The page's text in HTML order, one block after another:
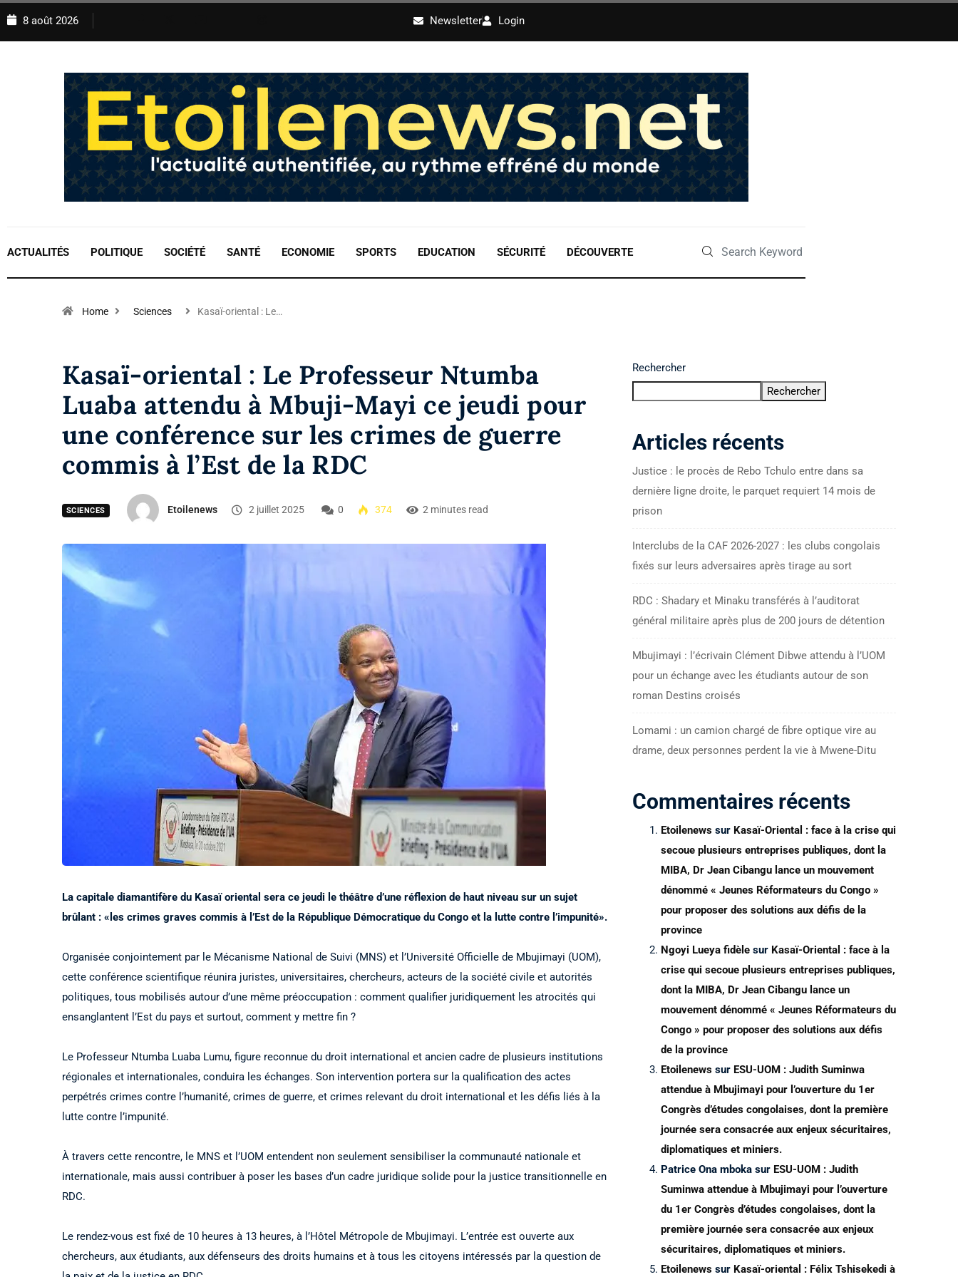
8 août 2026 Newsletter Login
ACTUALITÉS POLITIQUE SOCIÉTÉ SANTÉ ECONOMIE SPORTS EDUCATION SÉCURITÉ DÉCOUVERTE
Home Sciences Kasaï-oriental : Le…
Kasaï-oriental : Le Professeur Ntumba
Luaba attendu à Mbuji-Mayi ce jeudi pour
une conférence sur les crimes de guerre
commis à l’Est de la RDC
SCIENCES Etoilenews 2 juillet 2025 0 374 2 minutes read
La capitale diamantifère du Kasaï oriental sera ce jeudi le théâtre d’une réflexion de haut niveau sur un sujet
brûlant : «les crimes graves commis à l’Est de la République Démocratique du Congo et la lutte contre l’impunité».
Organisée conjointement par le Mécanisme National de Suivi (MNS) et l’Université Officielle de Mbujimayi (UOM),
cette conférence scientifique réunira juristes, universitaires, chercheurs, acteurs de la société civile et autorités
politiques, tous mobilisés autour d’une même préoccupation : comment qualifier juridiquement les atrocités qui
ensanglantent l’Est du pays et surtout, comment y mettre fin ?
Le Professeur Ntumba Luaba Lumu, figure reconnue du droit international et ancien cadre de plusieurs institutions
régionales et internationales, conduira les échanges. Son intervention portera sur la qualification des actes
perpétrés crimes contre l’humanité, crimes de guerre, et crimes relevant du droit international et les défis liés à la
lutte contre l’impunité.
À travers cette rencontre, le MNS et l’UOM entendent non seulement sensibiliser la communauté nationale et
internationale, mais aussi contribuer à poser les bases d’un cadre juridique solide pour la justice transitionnelle en
RDC.
Le rendez-vous est fixé de 10 heures à 13 heures, à l’Hôtel Métropole de Mbujimayi. L’entrée est ouverte aux
chercheurs, aux étudiants, aux défenseurs des droits humains et à tous les citoyens intéressés par la question de
Rechercher
Rechercher
Articles récents
Justice : le procès de Rebo Tchulo entre dans sa
dernière ligne droite, le parquet requiert 14 mois de
prison
Interclubs de la CAF 2026-2027 : les clubs congolais
fixés sur leurs adversaires après tirage au sort
RDC : Shadary et Minaku transférés à l’auditorat
général militaire après plus de 200 jours de détention
Mbujimayi : l’écrivain Clément Dibwe attendu à l’UOM
pour un échange avec les étudiants autour de son
roman Destins croisés
Lomami : un camion chargé de fibre optique vire au
drame, deux personnes perdent la vie à Mwene-Ditu
Commentaires récents
Etoilenews sur Kasaï-Oriental : face à la crise qui
secoue plusieurs entreprises publiques, dont la
MIBA, Dr Jean Cibangu lance un mouvement
dénommé « Jeunes Réformateurs du Congo »
pour proposer des solutions aux défis de la
province
Ngoyi Lueya fidèle sur Kasaï-Oriental : face à la
crise qui secoue plusieurs entreprises publiques,
dont la MIBA, Dr Jean Cibangu lance un
mouvement dénommé « Jeunes Réformateurs du
Congo » pour proposer des solutions aux défis
de la province
Etoilenews sur ESU-UOM : Judith Suminwa
attendue à Mbujimayi pour l’ouverture du 1er
Congrès d’études congolaises, dont la première
journée sera consacrée aux enjeux sécuritaires,
diplomatiques et miniers.
Patrice Ona mboka sur ESU-UOM : Judith
Suminwa attendue à Mbujimayi pour l’ouverture
du 1er Congrès d’études congolaises, dont la
première journée sera consacrée aux enjeux
sécuritaires, diplomatiques et miniers.
Etoilenews sur Kasaï-oriental : Félix Tshisekedi à